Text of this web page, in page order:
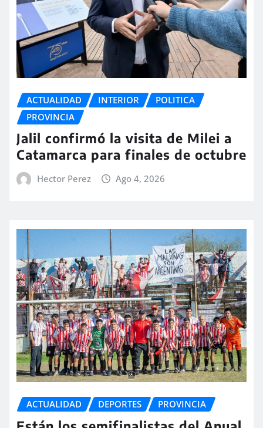
ACTUALIDAD INTERIOR
POLITICA
PROVINCIA
Jalil confirmó la visita de Milei a
Catamarca para finales de octubre
Hector Perez Ago 4, 2026
ACTUALIDAD DEPORTES PROVINCIA